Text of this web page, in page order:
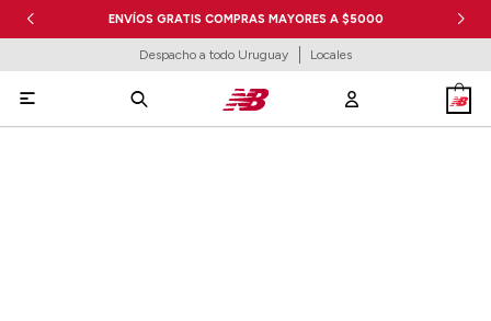
ENVÍOS GRATIS COMPRAS MAYORES A $5000
Despacho a todo Uruguay Locales
